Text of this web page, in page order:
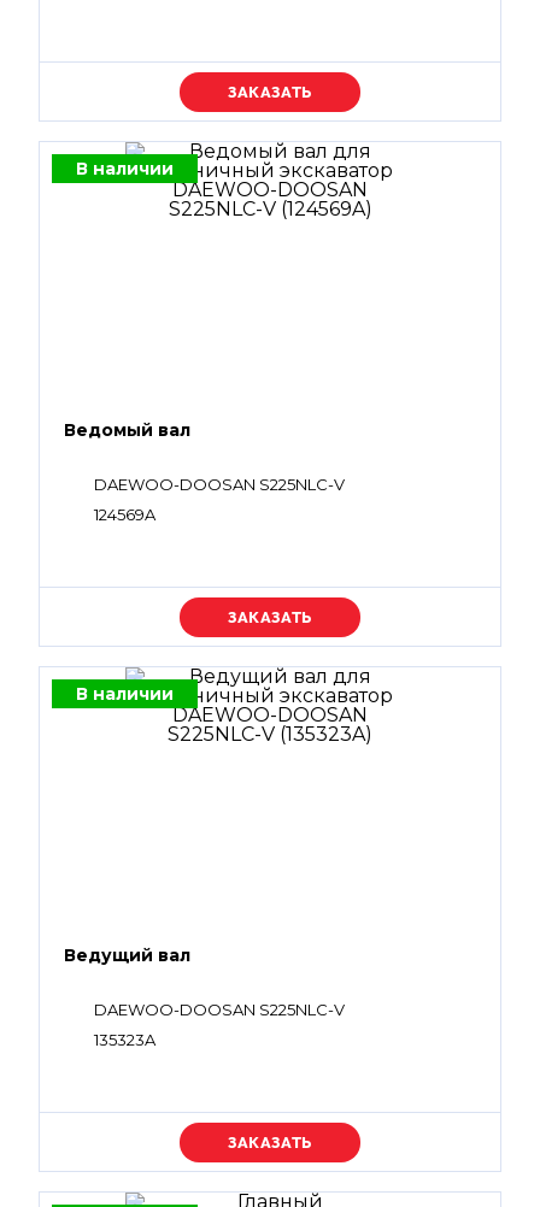
Уточняйте цену
В наличии
Ведомый вал
DAEWOO-DOOSAN S225NLC-V
124569A
Уточняйте цену
В наличии
Ведущий вал
DAEWOO-DOOSAN S225NLC-V
135323A
Уточняйте цену